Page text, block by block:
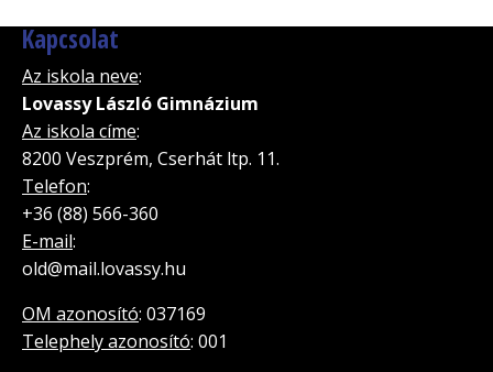
Kapcsolat
Az iskola neve:
Lovassy László Gimnázium
Az iskola címe:
8200 Veszprém, Cserhát ltp. 11.
Telefon:
+36 (88) 566-360
E-mail:
old@mail.lovassy.hu
OM azonosító: 037169
Telephely azonosító: 001